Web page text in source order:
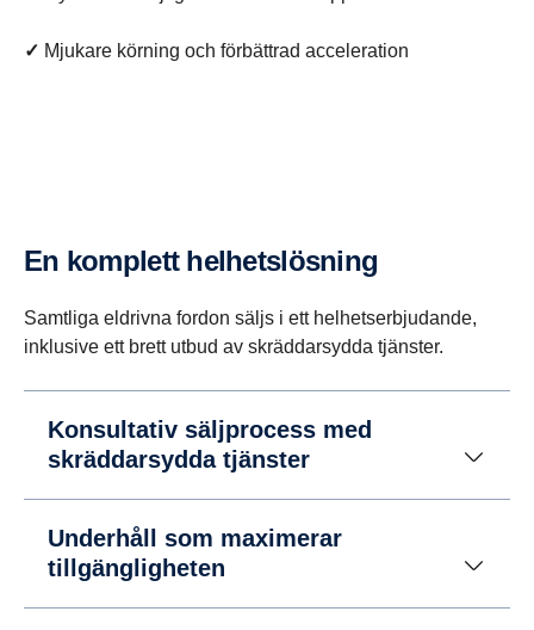
✓ Mjukare körning och förbättrad acceleration
En komplett helhets­lös­ning
Samtliga eldrivna fordon säljs i ett helhetserbjudande,
inklusive ett brett utbud av skräddarsydda tjänster.
Konsultativ säljprocess med
skräddarsydda tjänster
Underhåll som maximerar
tillgängligheten